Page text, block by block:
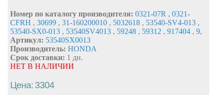
Номер по каталогу производителя: 0321-07R , 0321-
CFRH , 30699 , 31-160200010 , 5032618 , 53540-SV4-013 ,
53540-SX0-013 , 53540SV4013 , 59248 , 59312 , 917404 , 9,
Артикул: 53540SX0013
Производитель: HONDA
Срок доставки: 1 дн.
НЕТ В НАЛИЧИИ
Цена: 3304